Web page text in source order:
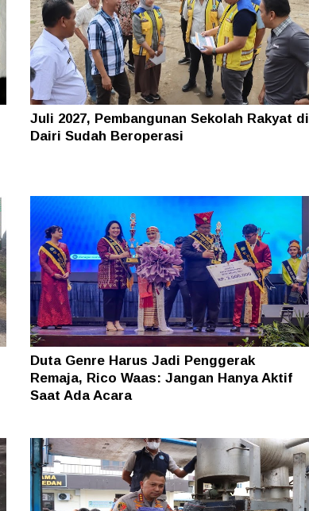
Juli 2027, Pembangunan Sekolah Rakyat di
Dairi Sudah Beroperasi
Duta Genre Harus Jadi Penggerak
Remaja, Rico Waas: Jangan Hanya Aktif
Saat Ada Acara